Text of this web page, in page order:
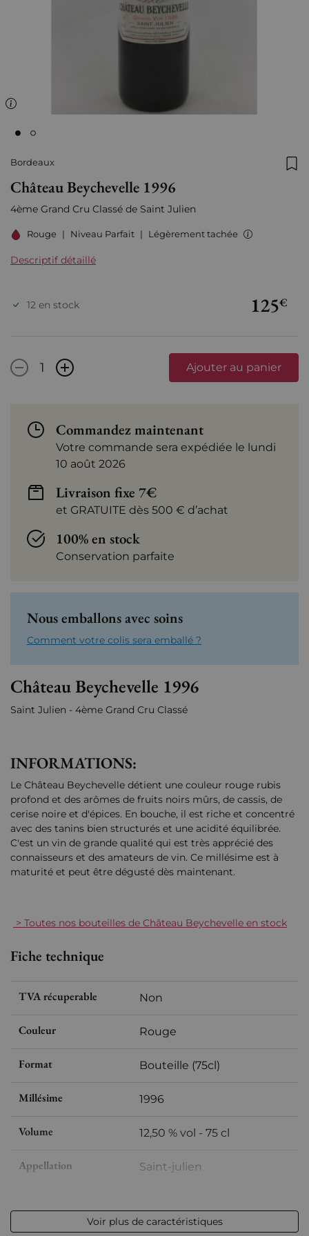
Bordeaux
Château Beychevelle 1996
4ème Grand Cru Classé de Saint Julien
Rouge | Niveau Parfait | Légèrement tachée
Descriptif détaillé
125€
12 en stock
- + Ajouter au panier
Commandez maintenant
Votre commande sera expédiée le lundi
10 août 2026
Livraison fixe 7€
et GRATUITE dès 500 € d’achat
100% en stock
Conservation parfaite
Nous emballons avec soins
Comment votre colis sera emballé ?
Château Beychevelle 1996
Saint Julien - 4ème Grand Cru Classé
INFORMATIONS:
Le Château Beychevelle détient une couleur rouge rubis
profond et des arômes de fruits noirs mûrs, de cassis, de
cerise noire et d'épices. En bouche, il est riche et concentré
avec des tanins bien structurés et une acidité équilibrée.
C'est un vin de grande qualité qui est très apprécié des
connaisseurs et des amateurs de vin. Ce millésime est à
maturité et peut être dégusté dès maintenant.
> Toutes nos bouteilles de Château Beychevelle en stock
Fiche technique
TVA récuperable Non
Couleur Rouge
Format Bouteille (75cl)
Millésime 1996
Volume 12,50 % vol - 75 cl
Appellation Saint-julien
Etiquette
Voir plus de caractéristiques